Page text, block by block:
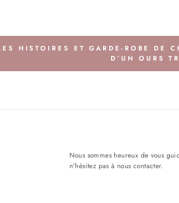
HISTOIRES ET GARDE-ROBE DE
D’UN OURS
Nous sommes heureux de vous
n'hésitez pas à nous contacter.